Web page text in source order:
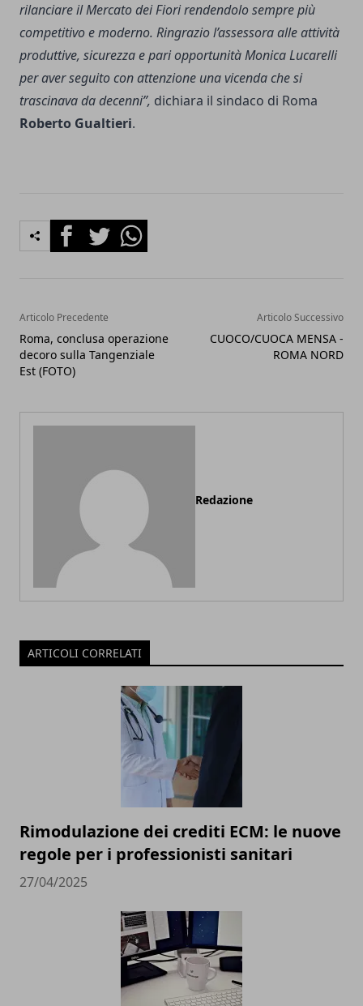
rilanciare il Mercato dei Fiori rendendolo sempre più
competitivo e moderno. Ringrazio l’assessora alle attività
produttive, sicurezza e pari opportunità Monica Lucarelli
per aver seguito con attenzione una vicenda che si
trascinava da decenni”, dichiara il sindaco di Roma
Roberto Gualtieri.
FacebookTwitterWhatsapp
Articolo Precedente
Roma, conclusa operazione
decoro sulla Tangenziale
Est (FOTO)
Articolo Successivo
CUOCO/CUOCA MENSA -
ROMA NORD
Redazione
ARTICOLI CORRELATI
Rimodulazione dei crediti ECM: le nuove
regole per i professionisti sanitari
27/04/2025